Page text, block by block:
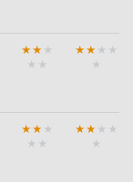
★ ★ ★
★ ★
★ ★ ★ ★
★
★ ★ ★
★ ★
★ ★ ★ ★
★